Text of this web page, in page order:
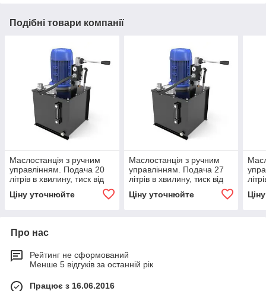
Подібні товари компанії
Маслостанція з ручним
управлінням. Подача 20
літрів в хвилину, тиск від
Ціну уточнюйте
Маслостанція з ручним
управлінням. Подача 27
літрів в хвилину, тиск від
Ціну уточнюйте
Про нас
Рейтинг не сформований
Менше 5 відгуків за останній рік
Працює з 16.06.2016